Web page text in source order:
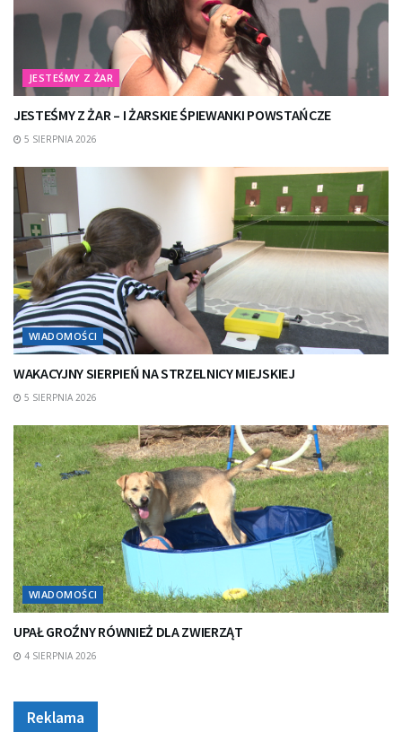
JESTEŚMY Z ŻAR
JESTEŚMY Z ŻAR – I ŻARSKIE ŚPIEWANKI POWSTAŃCZE
5 SIERPNIA 2026
WIADOMOŚCI
WAKACYJNY SIERPIEŃ NA STRZELNICY MIEJSKIEJ
5 SIERPNIA 2026
WIADOMOŚCI
UPAŁ GROŹNY RÓWNIEŻ DLA ZWIERZĄT
4 SIERPNIA 2026
Reklama